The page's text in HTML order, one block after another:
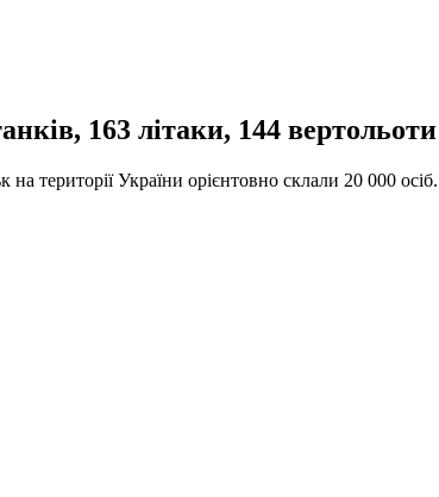
163 літаки, 144
на території України орієнтовно склали 20 000